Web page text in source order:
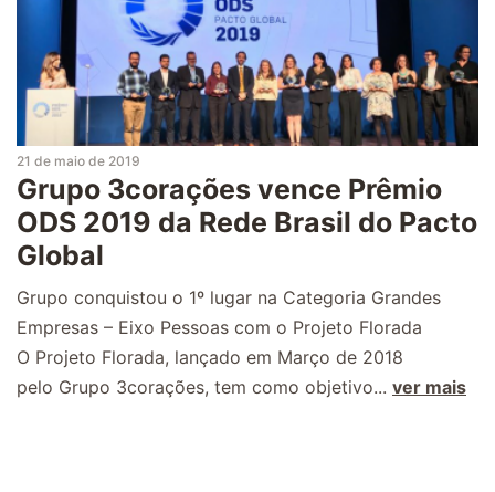
21 de maio de 2019
Grupo 3corações vence Prêmio
ODS 2019 da Rede Brasil do Pacto
Global
Grupo conquistou o 1º lugar na Categoria Grandes
Empresas – Eixo Pessoas com o Projeto Florada
O Projeto Florada, lançado em Março de 2018
pelo Grupo 3corações, tem como objetivo... ver mais